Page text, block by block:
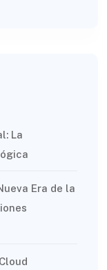
La
Era de la